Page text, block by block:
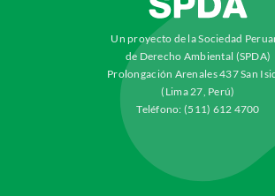
Un proyecto de la Sociedad
de Derecho Ambiental (SPDA)
Prolongación Arenales 437 San
(Lima 27, Perú)
Teléfono: (511) 612 4700